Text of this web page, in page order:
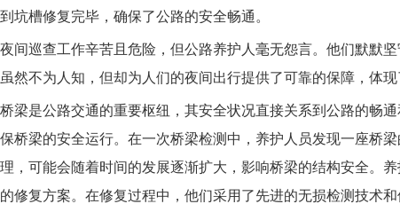
坑槽修复完毕，确保了公路的安全畅通。
巡查工作辛苦且危险，但公路养护人毫无怨言。他们默默坚
然不为人知，但却为人们的夜间出行提供了可靠的保障，体
是公路交通的重要枢纽，其安全状况直接关系到公路的畅通
桥梁的安全运行。在一次桥梁检测中，养护人员发现一座桥
，可能会随着时间的发展逐渐扩大，影响桥梁的结构安全。
修复方案。在修复过程中，他们采用了先进的无损检测技术